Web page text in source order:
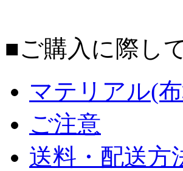
■ご購入に際し
マテリアル(
ご注意
送料・配送方